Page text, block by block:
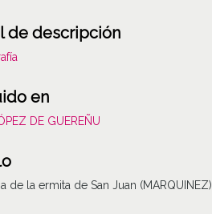
de descripción
en
DE GUEREÑU
de la ermita de San Juan (MARQUINEZ)